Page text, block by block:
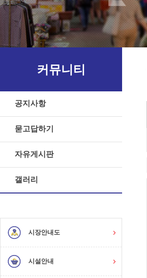
커뮤니티
공지사항
묻고답하기
자유게시판
갤러리
시장안내도
시설안내